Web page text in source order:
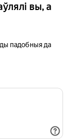
вы, а
падобныя да